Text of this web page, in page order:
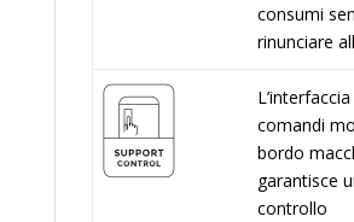
consumi
rinunciare
comandi
bordo
garantisce
controllo